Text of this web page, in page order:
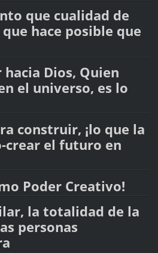
que cualidad de
hace posible que
hacia Dios, Quien
el universo, es lo
construir, ¡lo que la
crear el futuro en
Poder Creativo!
la totalidad de la
personas